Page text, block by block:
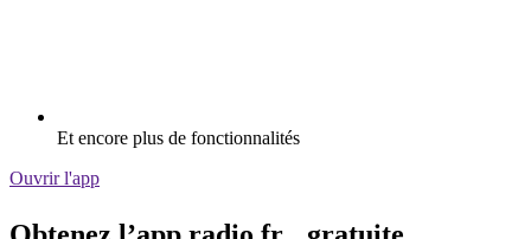
Et encore plus de fonctionnalités
Ouvrir l'app